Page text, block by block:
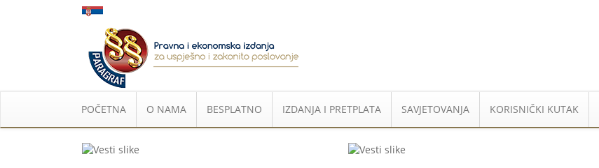
POČETNA O NAMA BESPLATNO IZDANJA I PRETPLATA SAVJETOVANJA KORISNIČKI KUTAK